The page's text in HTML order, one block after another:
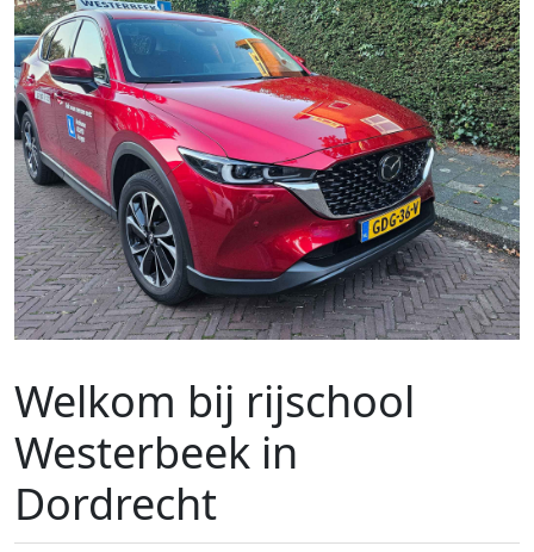
Welkom bij rijschool
Westerbeek in
Dordrecht